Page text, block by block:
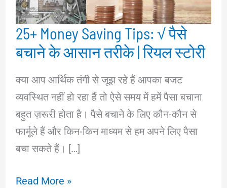
25+ Money Saving Tips: √ पैसे
बचाने के आसान तरीके | रियल स्टोरी
क्या आप आर्थिक तंगी से जूझ रहे हैं आपका बजट
व्यवस्थित नहीं हो रहा हैं तो ऐसे समय में हमें पैसा बचाना
बहुत ज़रूरी होता है। पैसे बचाने के लिए कौन-कौन से
फार्मूले हैं और किन-किन माध्यम से हम अपने लिए पैसा
बचा सकते हैं। […]
25+
Read More »